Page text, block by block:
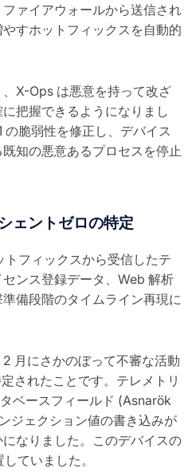
ァイアウォールから送信され
すホットフィックスを自動的
X-Ops は悪意を持って改ざ
把握できるようになりまし
脆弱性を修正し、デバイス
知の悪意あるプロセスを停止
ェントゼロの特定
フィックスから受信したテ
ンス登録データ、Web 解析
備段階のタイムライン再現に
月にさかのぼって不審な活動
されたことです。テレメトリ
ベースフィールド (Asnarök
ジェクション値の書き込みが
なりました。このデバイスの
ていました。